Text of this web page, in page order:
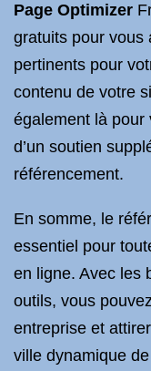
Page Optimizer
gratuits pour vous
pertinents pour
contenu de votre
également là pour
d’un soutien
référencement.
En somme, le
essentiel pour
en ligne. Avec les
outils, vous
entreprise et
ville dynamique